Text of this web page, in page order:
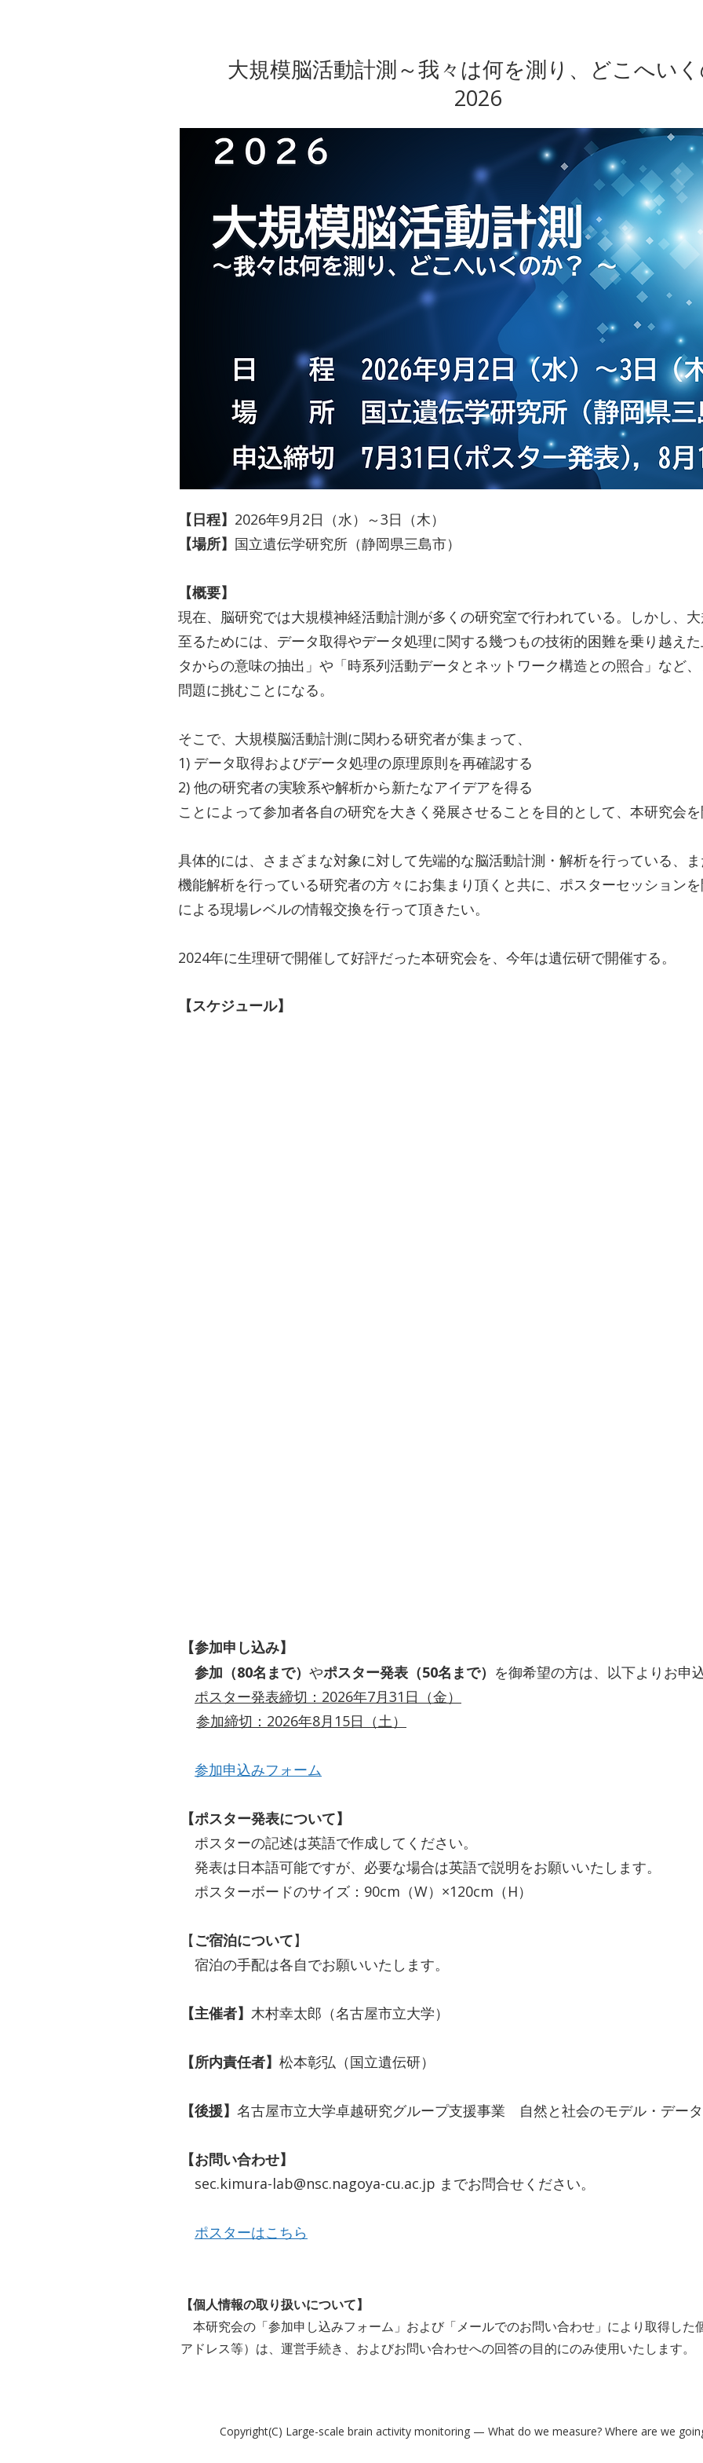
大規模脳活動計測～我々は何を測り、どこへいく
2026
【日程】 2026年9月2日（水）～3日（木）
【場所】 国立遺伝学研究所（静岡県三島市）
【概要】
現在、脳研究では大規模神経活動計測が多くの研究室で行われている。しかし、
至るためには、データ取得やデータ処理に関する幾つもの技術的困難を乗り越え
タからの意味の抽出」や「時系列活動データとネットワーク構造との照合」など
問題に挑むことになる。
そこで、大規模脳活動計測に関わる研究者が集まって、
1) データ取得およびデータ処理の原理原則を再確認する
2) 他の研究者の実験系や解析から新たなアイデアを得る
ことによって参加者各自の研究を大きく発展させることを目的として、本研究会を
具体的には、さまざまな対象に対して先端的な脳活動計測・解析を行っている、
機能解析を行っている研究者の方々にお集まり頂くと共に、ポスターセッション
による現場レベルの情報交換を行って頂きたい。
2024年に生理研で開催して好評だった本研究会を、今年は遺伝研で開催する。
【スケジュール】
【参加申し込み】
参加（80名まで） やポスター発表（50名まで） を御希望の方は、以下よりお申
ポスター発表締切：2026年7月31日（金）
参加締切：2026年8月15日（土）
参加申込みフォーム
【ポスター発表について】
ポスターの記述は英語で作成してください。
発表は日本語可能ですが、必要な場合は英語で説明をお願いいたします。
ポスターボードのサイズ：90cm（W）×120cm（H）
【ご宿泊について】
宿泊の手配は各自でお願いいたします。
【主催者】 木村幸太郎（名古屋市立大学）
【所内責任者】 松本彰弘（国立遺伝研）
【後援】 名古屋市立大学卓越研究グループ支援事業 自然と社会のモデル・デー
​​​【お問い合わせ】
sec.kimura-lab@nsc.nagoya-cu.ac.jp までお問合せください。
ポスターはこちら
【個人情報の取り扱いについて】
本研究会の「参加申し込みフォーム」および「メールでのお問い合わせ」により取得した
アドレス等）は、運営手続き、およびお問い合わせへの回答の目的にのみ使用いたします。
Copyright(C) Large-scale brain activity monitoring — What do we measure? Where are we